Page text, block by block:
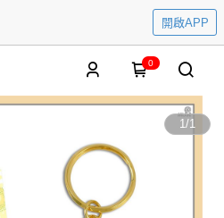
開啟APP
0
1/1